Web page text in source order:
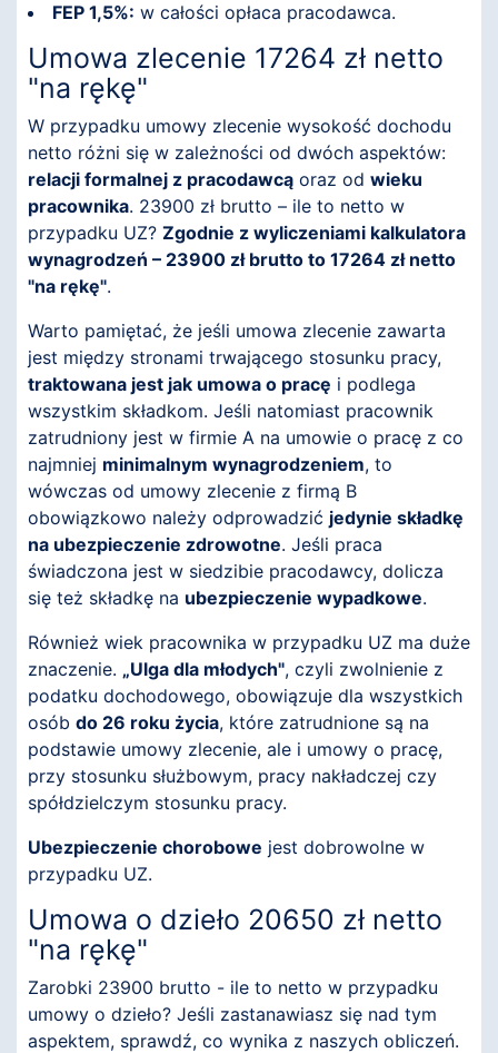
FEP 1,5%: w całości opłaca pracodawca.
Umowa zlecenie 17264 zł netto
"na rękę"
W przypadku umowy zlecenie wysokość dochodu
netto różni się w zależności od dwóch aspektów:
relacji formalnej z pracodawcą oraz od wieku
pracownika. 23900 zł brutto – ile to netto w
przypadku UZ? Zgodnie z wyliczeniami kalkulatora
wynagrodzeń – 23900 zł brutto to 17264 zł netto
"na rękę".
Warto pamiętać, że jeśli umowa zlecenie zawarta
jest między stronami trwającego stosunku pracy,
traktowana jest jak umowa o pracę i podlega
wszystkim składkom. Jeśli natomiast pracownik
zatrudniony jest w firmie A na umowie o pracę z co
najmniej minimalnym wynagrodzeniem, to
wówczas od umowy zlecenie z firmą B
obowiązkowo należy odprowadzić jedynie składkę
na ubezpieczenie zdrowotne. Jeśli praca
świadczona jest w siedzibie pracodawcy, dolicza
się też składkę na ubezpieczenie wypadkowe.
Również wiek pracownika w przypadku UZ ma duże
znaczenie. „Ulga dla młodych", czyli zwolnienie z
podatku dochodowego, obowiązuje dla wszystkich
osób do 26 roku życia, które zatrudnione są na
podstawie umowy zlecenie, ale i umowy o pracę,
przy stosunku służbowym, pracy nakładczej czy
spółdzielczym stosunku pracy.
Ubezpieczenie chorobowe jest dobrowolne w
przypadku UZ.
Umowa o dzieło 20650 zł netto
"na rękę"
Zarobki 23900 brutto - ile to netto w przypadku
umowy o dzieło? Jeśli zastanawiasz się nad tym
aspektem, sprawdź, co wynika z naszych obliczeń.